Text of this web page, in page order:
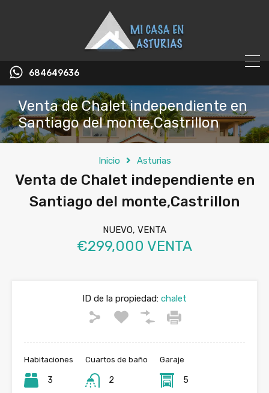
684649636
Venta de Chalet independiente en
Santiago del monte,Castrillon
Inicio Asturias
Venta de Chalet independiente en
Santiago del monte,Castrillon
NUEVO, VENTA
€299,000 VENTA
ID de la propiedad: chalet
Habitaciones
3
Cuartos de baño
2
Garaje
5